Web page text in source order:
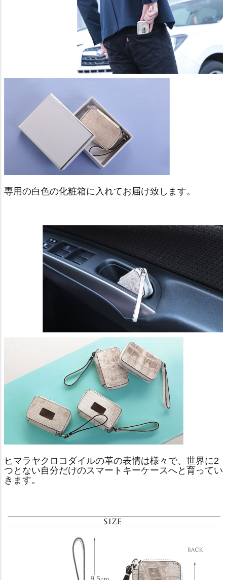
専用の白色の化粧箱に入れてお届け致します。
ヒマラヤクロコダイルの革の表情は様々で、世界に2
つとない自分だけのスマートキーケースへと育ってい
きます。